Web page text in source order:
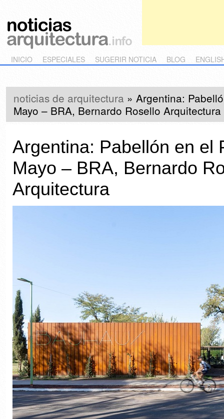
Main menu
Skip to primary content
Skip to secondary content
INICIO ESPECIALES SUGERIR NOTICIA BLOG
noticias de arquitectura » Argentina:
Mayo – BRA, Bernardo Rosello Arquitectura
Argentina: Pabellón en el
Mayo – BRA, Bernardo
Arquitectura